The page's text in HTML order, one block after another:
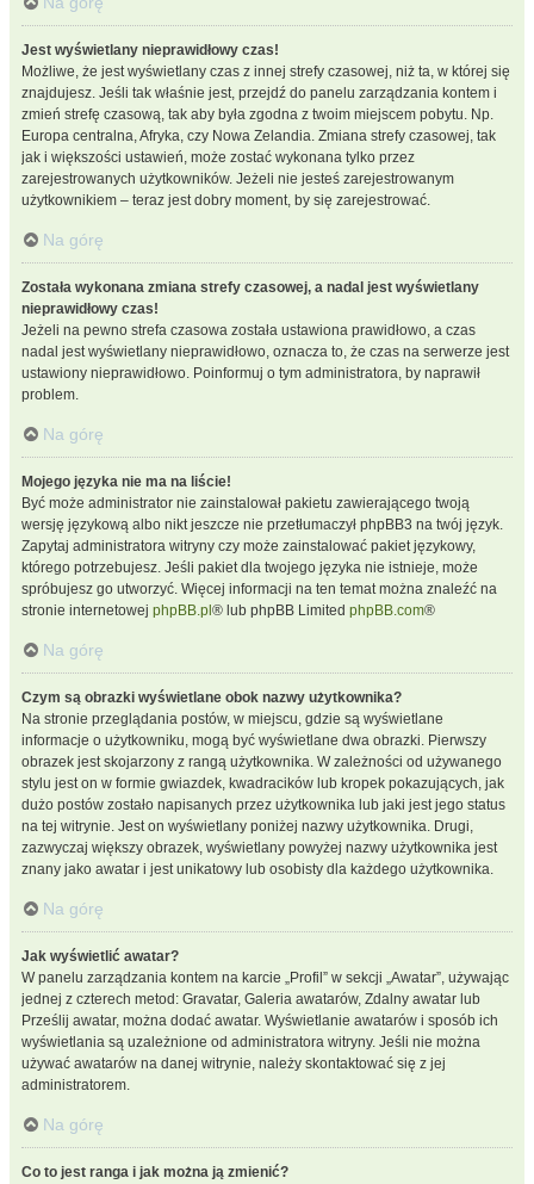
Jest wyświetlany nieprawidłowy czas!
Możliwe, że jest wyświetlany czas z innej strefy czasowej, niż ta, w której się
znajdujesz. Jeśli tak właśnie jest, przejdź do panelu zarządzania kontem i
zmień strefę czasową, tak aby była zgodna z twoim miejscem pobytu. Np.
Europa centralna, Afryka, czy Nowa Zelandia. Zmiana strefy czasowej, tak
jak i większości ustawień, może zostać wykonana tylko przez
zarejestrowanych użytkowników. Jeżeli nie jesteś zarejestrowanym
użytkownikiem – teraz jest dobry moment, by się zarejestrować.
Na górę
Została wykonana zmiana strefy czasowej, a nadal jest wyświetlany
nieprawidłowy czas!
Jeżeli na pewno strefa czasowa została ustawiona prawidłowo, a czas
nadal jest wyświetlany nieprawidłowo, oznacza to, że czas na serwerze jest
ustawiony nieprawidłowo. Poinformuj o tym administratora, by naprawił
problem.
Na górę
Mojego języka nie ma na liście!
Być może administrator nie zainstalował pakietu zawierającego twoją
wersję językową albo nikt jeszcze nie przetłumaczył phpBB3 na twój język.
Zapytaj administratora witryny czy może zainstalować pakiet językowy,
którego potrzebujesz. Jeśli pakiet dla twojego języka nie istnieje, może
spróbujesz go utworzyć. Więcej informacji na ten temat można znaleźć na
stronie internetowej phpBB.pl ® lub phpBB Limited phpBB.com®
Na górę
Czym są obrazki wyświetlane obok nazwy użytkownika?
Na stronie przeglądania postów, w miejscu, gdzie są wyświetlane
informacje o użytkowniku, mogą być wyświetlane dwa obrazki. Pierwszy
obrazek jest skojarzony z rangą użytkownika. W zależności od używanego
stylu jest on w formie gwiazdek, kwadracików lub kropek pokazujących, jak
dużo postów zostało napisanych przez użytkownika lub jaki jest jego status
na tej witrynie. Jest on wyświetlany poniżej nazwy użytkownika. Drugi,
zazwyczaj większy obrazek, wyświetlany powyżej nazwy użytkownika jest
znany jako awatar i jest unikatowy lub osobisty dla każdego użytkownika.
Na górę
Jak wyświetlić awatar?
W panelu zarządzania kontem na karcie „Profil” w sekcji „Awatar”, używając
jednej z czterech metod: Gravatar, Galeria awatarów, Zdalny awatar lub
Prześlij awatar, można dodać awatar. Wyświetlanie awatarów i sposób ich
wyświetlania są uzależnione od administratora witryny. Jeśli nie można
używać awatarów na danej witrynie, należy skontaktować się z jej
administratorem.
Na górę
Co to jest ranga i jak można ją zmienić?